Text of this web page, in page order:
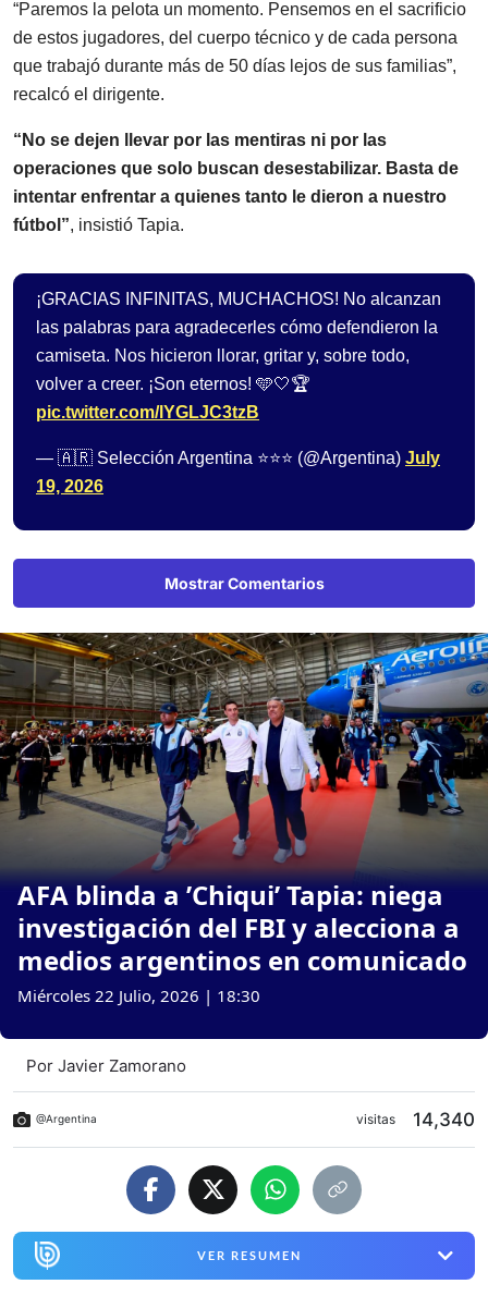
“Paremos la pelota un momento. Pensemos en el sacrificio
de estos jugadores, del cuerpo técnico y de cada persona
que trabajó durante más de 50 días lejos de sus familias”,
recalcó el dirigente.
“No se dejen llevar por las mentiras ni por las
operaciones que solo buscan desestabilizar. Basta de
intentar enfrentar a quienes tanto le dieron a nuestro
fútbol”, insistió Tapia.
¡GRACIAS INFINITAS, MUCHACHOS! No alcanzan
las palabras para agradecerles cómo defendieron la
camiseta. Nos hicieron llorar, gritar y, sobre todo,
volver a creer. ¡Son eternos! 🩵🤍🏆
pic.twitter.com/lYGLJC3tzB
— 🇦🇷 Selección Argentina ⭐⭐⭐ (@Argentina) July
19, 2026
Mostrar Comentarios
AFA blinda a ’Chiqui’ Tapia: niega
investigación del FBI y alecciona a
medios argentinos en comunicado
Miércoles 22 Julio, 2026 | 18:30
Por Javier Zamorano
@Argentina visitas 14,340
VER RESUMEN